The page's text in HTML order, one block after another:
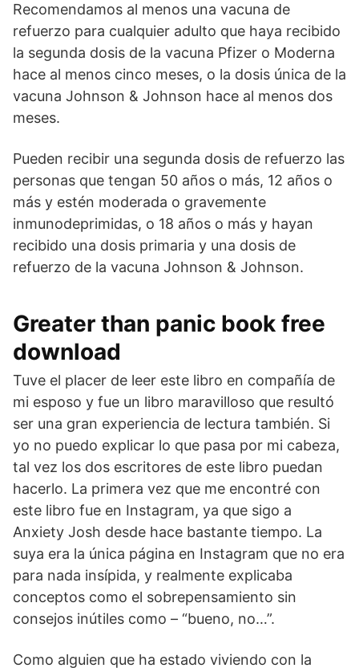
Recomendamos al menos una vacuna de
refuerzo para cualquier adulto que haya recibido
la segunda dosis de la vacuna Pfizer o Moderna
hace al menos cinco meses, o la dosis única de la
vacuna Johnson & Johnson hace al menos dos
meses.
Pueden recibir una segunda dosis de refuerzo las
personas que tengan 50 años o más, 12 años o
más y estén moderada o gravemente
inmunodeprimidas, o 18 años o más y hayan
recibido una dosis primaria y una dosis de
refuerzo de la vacuna Johnson & Johnson.
Greater than panic book free
download
Tuve el placer de leer este libro en compañía de
mi esposo y fue un libro maravilloso que resultó
ser una gran experiencia de lectura también. Si
yo no puedo explicar lo que pasa por mi cabeza,
tal vez los dos escritores de este libro puedan
hacerlo. La primera vez que me encontré con
este libro fue en Instagram, ya que sigo a
Anxiety Josh desde hace bastante tiempo. La
suya era la única página en Instagram que no era
para nada insípida, y realmente explicaba
conceptos como el sobrepensamiento sin
consejos inútiles como – “bueno, no…”.
Como alguien que ha estado viviendo con la